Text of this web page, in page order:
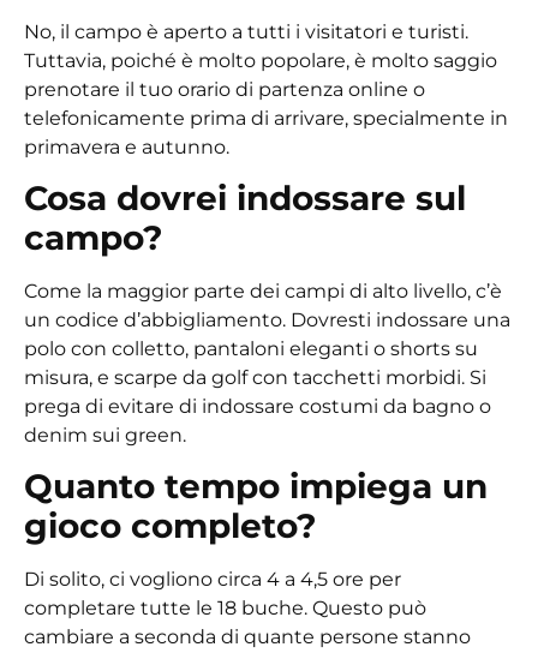
No, il campo è aperto a tutti i visitatori e turisti.
Tuttavia, poiché è molto popolare, è molto saggio
prenotare il tuo orario di partenza online o
telefonicamente prima di arrivare, specialmente in
primavera e autunno.
Cosa dovrei indossare sul
campo?
Come la maggior parte dei campi di alto livello, c’è
un codice d’abbigliamento. Dovresti indossare una
polo con colletto, pantaloni eleganti o shorts su
misura, e scarpe da golf con tacchetti morbidi. Si
prega di evitare di indossare costumi da bagno o
denim sui green.
Quanto tempo impiega un
gioco completo?
Di solito, ci vogliono circa 4 a 4,5 ore per
completare tutte le 18 buche. Questo può
cambiare a seconda di quante persone stanno